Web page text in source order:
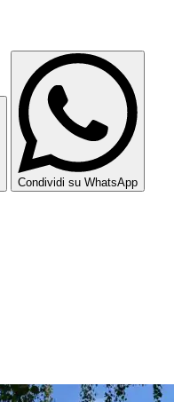
Condividi su WhatsApp